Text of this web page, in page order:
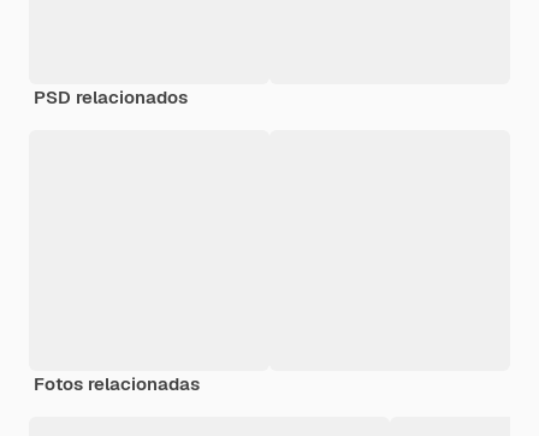
PSD relacionados
Fotos relacionadas